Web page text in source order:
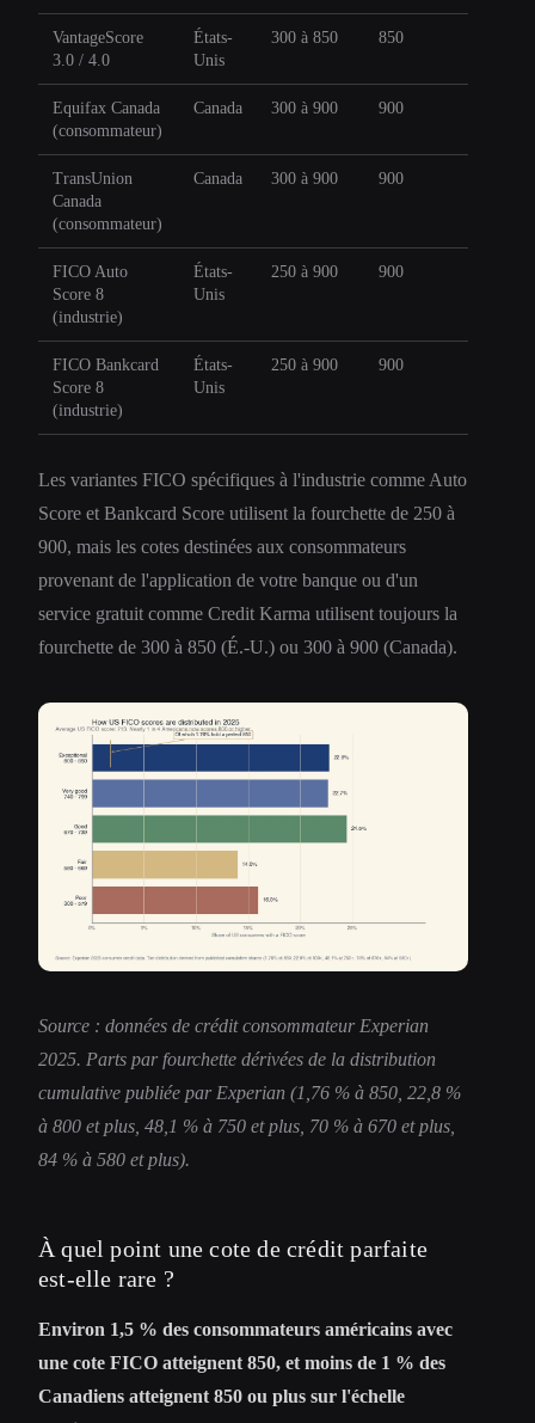
VantageScore
3.0 / 4.0
États-
Unis
300 à 850 850
Equifax Canada
(consommateur)
Canada 300 à 900 900
TransUnion
Canada
(consommateur)
Canada 300 à 900 900
FICO Auto
Score 8
(industrie)
États-
Unis
250 à 900 900
FICO Bankcard
Score 8
(industrie)
États-
Unis
250 à 900 900
Les variantes FICO spécifiques à l'industrie comme Auto
Score et Bankcard Score utilisent la fourchette de 250 à
900, mais les cotes destinées aux consommateurs
provenant de l'application de votre banque ou d'un
service gratuit comme Credit Karma utilisent toujours la
fourchette de 300 à 850 (É.-U.) ou 300 à 900 (Canada).
Source : données de crédit consommateur Experian
2025. Parts par fourchette dérivées de la distribution
cumulative publiée par Experian (1,76 % à 850, 22,8 %
à 800 et plus, 48,1 % à 750 et plus, 70 % à 670 et plus,
84 % à 580 et plus).
À quel point une cote de crédit parfaite
est-elle rare ?
Environ 1,5 % des consommateurs américains avec
une cote FICO atteignent 850, et moins de 1 % des
Canadiens atteignent 850 ou plus sur l'échelle